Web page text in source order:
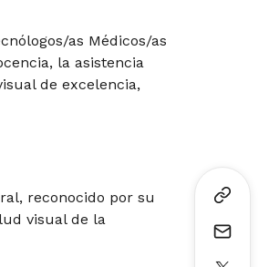
as Médicos/as
la asistencia
de excelencia,
reconocido por su
visual de la